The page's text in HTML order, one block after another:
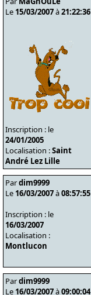
Le 15/03/2007à21:22:36
Inscription : le
24/01/2005
Localisation :Saint
André Lez Lille
Pardim9999
Le 16/03/2007à08:57:55
Inscription : le
16/03/2007
Localisation :
Montlucon
Pardim9999
Le 16/03/2007à09:00:04